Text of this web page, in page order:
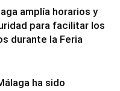
amplía horarios y
para facilitar los
durante la Feria
ha sido